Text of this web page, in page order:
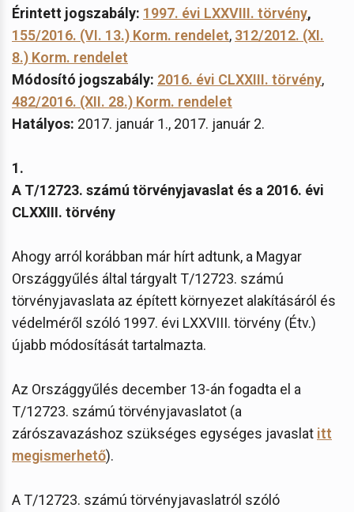
Érintett jogszabály: 1997. évi LXXVIII. törvény,
155/2016. (VI. 13.) Korm. rendelet, 312/2012. (XI.
8.) Korm. rendelet
Módosító jogszabály: 2016. évi CLXXIII. törvény,
482/2016. (XII. 28.) Korm. rendelet
Hatályos: 2017. január 1., 2017. január 2.
1.
A T/12723. számú törvényjavaslat és a 2016. évi
CLXXIII. törvény
Ahogy arról korábban már hírt adtunk, a Magyar
Országgyűlés által tárgyalt T/12723. számú
törvényjavaslata az épített környezet alakításáról és
védelméről szóló 1997. évi LXXVIII. törvény (Étv.)
újabb módosítását tartalmazta.
Az Országgyűlés december 13-án fogadta el a
T/12723. számú törvényjavaslatot (a
zárószavazáshoz szükséges egységes javaslat itt
megismerhető).
A T/12723. számú törvényjavaslatról szóló